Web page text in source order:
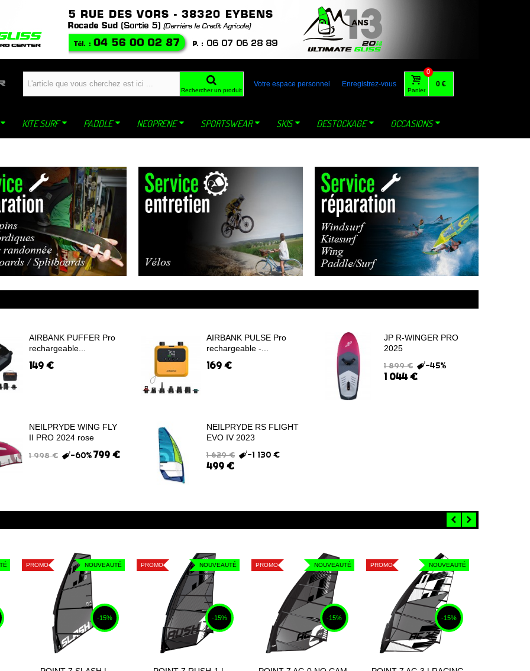
Rechercher un produit
Votre espace personnel Enregistrez-vous
Panier
0
0 €
KITE SURF PADDLE NEOPRENE SPORTSWEAR SKIS DESTOCKAGE OCCASIONS
AIRBANK PUFFER Pro
rechargeable...
149 €
AIRBANK PULSE Pro
rechargeable -...
169 €
JP R-WINGER PRO
2025
1 899 €
-45%
1 044 €
NEILPRYDE WING FLY
II PRO 2024 rose
1 998 €
-60%799 €
NEILPRYDE RS FLIGHT
EVO IV 2023
1 629 €
-1 130 €
499 €
NOUVEAUTÉ
PROMO
-15%
NOUVEAUTÉ
PROMO
-15%
NOUVEAUTÉ
PROMO
-15%
NOUVEAUTÉ
PROMO
-15%